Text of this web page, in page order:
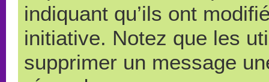
indiquant qu’ils ont
initiative. Notez que les
supprimer un message